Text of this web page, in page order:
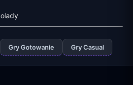
Gry Gotowanie Gry Casual